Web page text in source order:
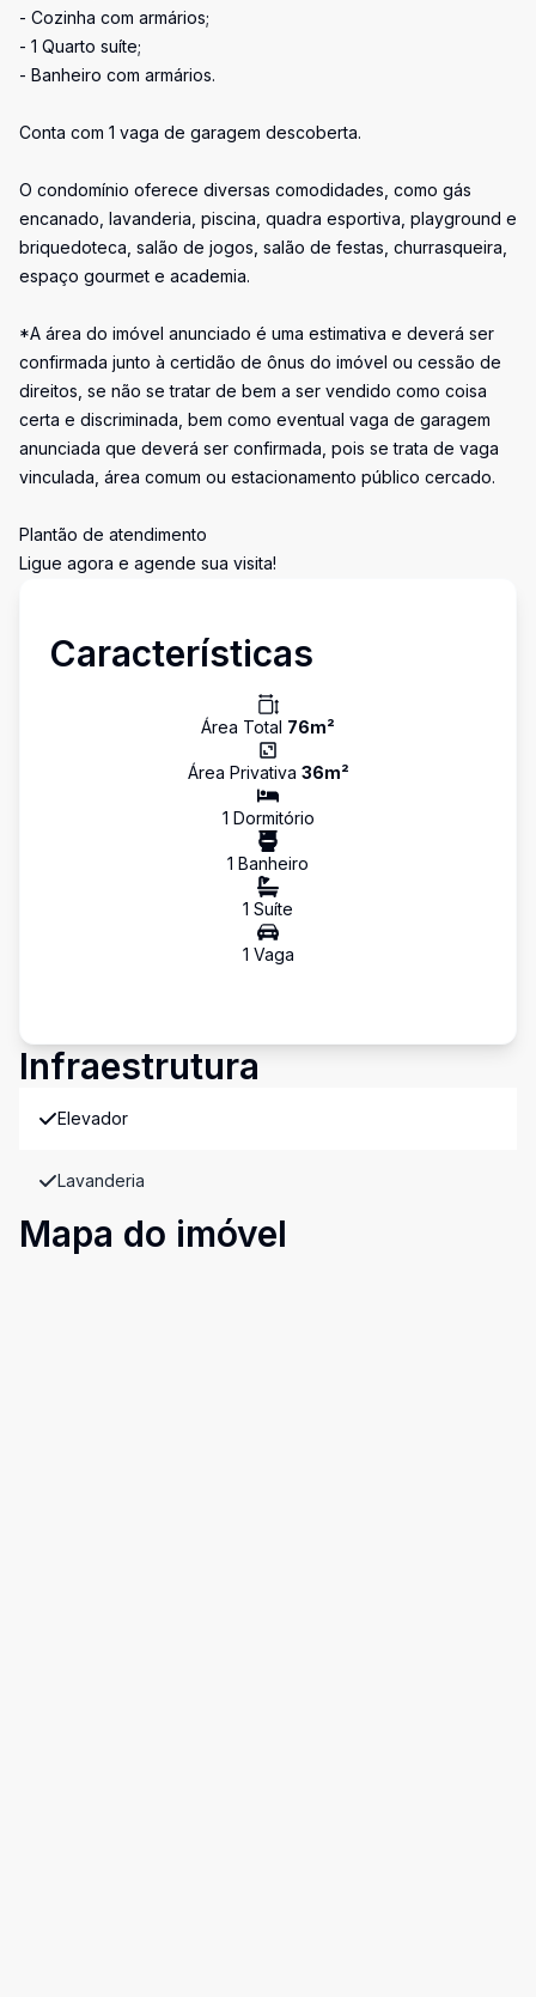
- Cozinha com armários;
- 1 Quarto suíte;
- Banheiro com armários.
Conta com 1 vaga de garagem descoberta.
O condomínio oferece diversas comodidades, como gás
encanado, lavanderia, piscina, quadra esportiva, playground e
briquedoteca, salão de jogos, salão de festas, churrasqueira,
espaço gourmet e academia.
*A área do imóvel anunciado é uma estimativa e deverá ser
confirmada junto à certidão de ônus do imóvel ou cessão de
direitos, se não se tratar de bem a ser vendido como coisa
certa e discriminada, bem como eventual vaga de garagem
anunciada que deverá ser confirmada, pois se trata de vaga
vinculada, área comum ou estacionamento público cercado.
Plantão de atendimento
Ligue agora e agende sua visita!
Características
Área Total 76m²
Área Privativa 36m²
1 Dormitório
1 Banheiro
1 Suíte
1 Vaga
Infraestrutura
Elevador
Lavanderia
Mapa do imóvel